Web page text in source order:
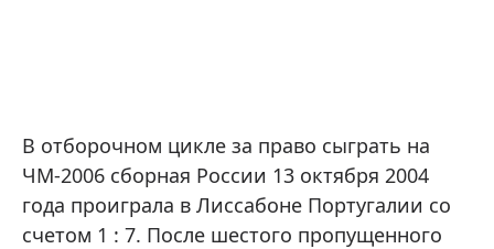
В отборочном цикле за право сыграть на
ЧМ-2006 сборная России 13 октября 2004
года проиграла в Лиссабоне Португалии со
счетом 1 : 7. После шестого пропущенного